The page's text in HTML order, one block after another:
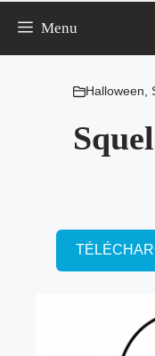
Menu
Halloween,